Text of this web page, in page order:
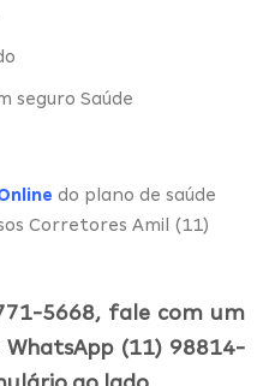
seguro Saúde
do plano de saúde
Corretores Amil (11)
5668, fale com um
(11) 98814-